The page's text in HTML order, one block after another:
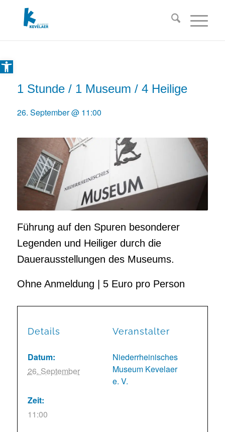
Open toolbar
1 Stunde / 1 Museum / 4 Heilige
26. September @ 11:00
Führung auf den Spuren besonderer
Legenden und Heiliger durch die
Dauerausstellungen des Museums.
Ohne Anmeldung | 5 Euro pro Person
Details
Datum:
26. September
Zeit:
11:00
Veranstalter
Niederrheinisches
Museum Kevelaer
e. V.